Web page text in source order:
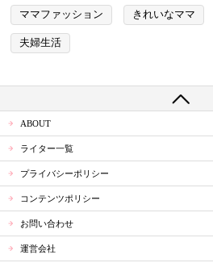
ママファッション きれいなママ
夫婦生活
ABOUT
ライター一覧
プライバシーポリシー
コンテンツポリシー
お問い合わせ
運営会社